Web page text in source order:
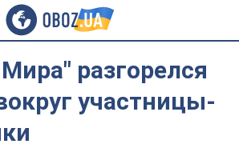
разгорелся
участницы-